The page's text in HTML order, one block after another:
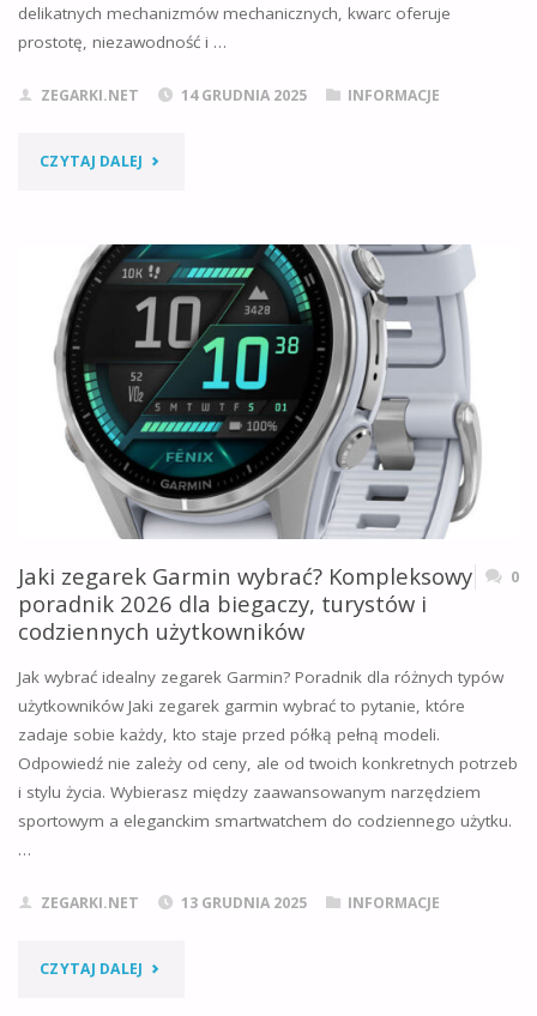
CHŁOPAKA?
delikatnych mechanizmów mechanicznych, kwarc oferuje
prostotę, niezawodność i …
ZEGARKI.NET 14 GRUDNIA 2025 INFORMACJE
CZYTAJ DALEJ "MECHANIZM
W
ZEGARKACH:
JAK
DZIAŁA
I
DLACZEGO
JEST
TAK
POPULARNY?
[2025]"
Jaki zegarek Garmin wybrać? Kompleksowy
poradnik 2026 dla biegaczy, turystów i
codziennych użytkowników
0
Jak wybrać idealny zegarek Garmin? Poradnik dla różnych typów
użytkowników Jaki zegarek garmin wybrać to pytanie, które
zadaje sobie każdy, kto staje przed półką pełną modeli.
Odpowiedź nie zależy od ceny, ale od twoich konkretnych potrzeb
i stylu życia. Wybierasz między zaawansowanym narzędziem
sportowym a eleganckim smartwatchem do codziennego użytku.
…
ZEGARKI.NET 13 GRUDNIA 2025 INFORMACJE
CZYTAJ DALEJ "JAKI